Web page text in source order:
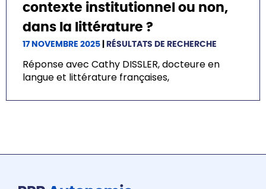
contexte institutionnel ou non,
dans la littérature ?
17 NOVEMBRE 2025 RÉSULTATS DE RECHERCHE
Réponse avec Cathy DISSLER, docteure en
langue et littérature françaises,